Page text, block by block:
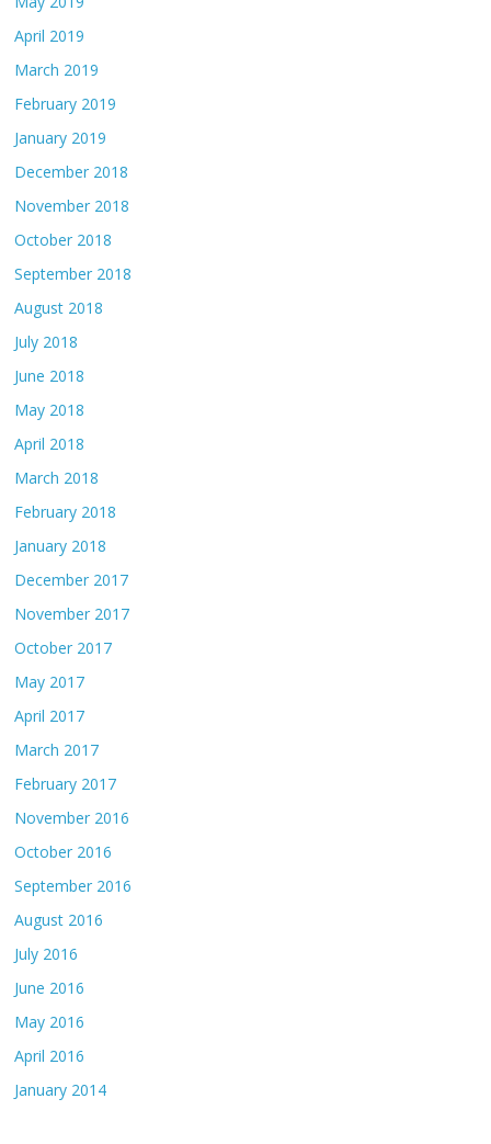
April 2019
March 2019
February 2019
January 2019
December 2018
November 2018
October 2018
September 2018
August 2018
July 2018
June 2018
May 2018
April 2018
March 2018
February 2018
January 2018
December 2017
November 2017
October 2017
May 2017
April 2017
March 2017
February 2017
November 2016
October 2016
September 2016
August 2016
July 2016
June 2016
May 2016
April 2016
January 2014